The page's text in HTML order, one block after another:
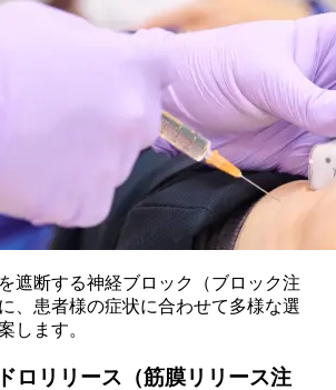
遮断する神経ブロック（ブロック注
、患者様の症状に合わせて多様な選
します。
ロリリース（筋膜リリース注